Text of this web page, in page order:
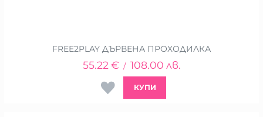
FREE2PLAY ДЪРВЕНА ПРОХОДИЛКА
55.22 € / 108.00 лв.
КУПИ